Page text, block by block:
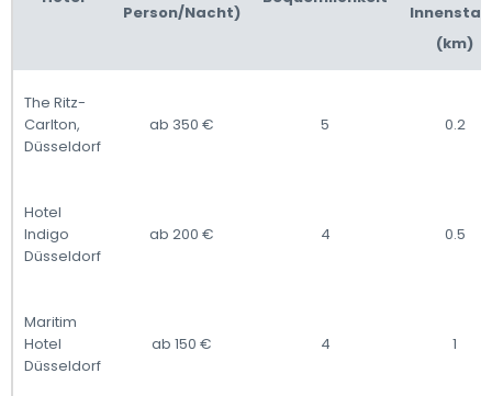
Person/Nacht)
(km)
The Ritz-
Carlton,
Düsseldorf
ab 350 € 5 0.2
Hotel
Indigo
Düsseldorf
ab 200 € 4 0.5
Maritim
Hotel
Düsseldorf
ab 150 € 4 1